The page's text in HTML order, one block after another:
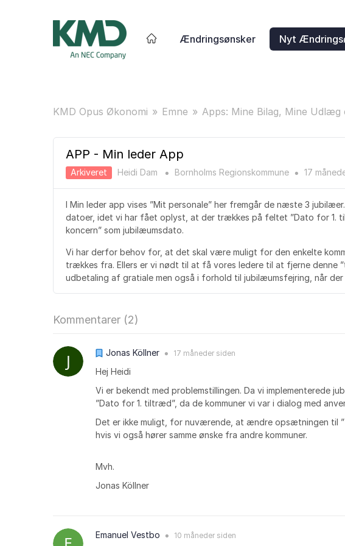
Ændringsønsker Nyt
KMD Opus Økonomi Emne Apps: Mine Bilag, Mine Udlæg
APP - Min leder App
Arkiveret Heidi Dam ● Bornholms Regionskommune ● 17
I Min leder app vises ”Mit personale” her fremgår de næste 3
datoer, idet vi har fået oplyst, at der trækkes på feltet ”Dato for 1.
koncern” som jubilæumsdato.
Vi har derfor behov for, at det skal være muligt for den enkelte
trækkes fra. Ellers er vi nødt til at få vores ledere til at fjerne denne
udbetaling af gratiale men også i forhold til jubilæumsfejring, når
Kommentarer (2)
Jonas Köllner ● 17 måneder siden
Hej Heidi
Vi er bekendt med problemstillingen. Da vi implementerede
”Dato for 1. tiltræd”, da de kommuner vi var i dialog med
Det er ikke muligt, for nuværende, at ændre opsætningen til
hvis vi også hører samme ønske fra andre kommuner.
Mvh.
Jonas Köllner
Emanuel Vestbo ● 10 måneder siden